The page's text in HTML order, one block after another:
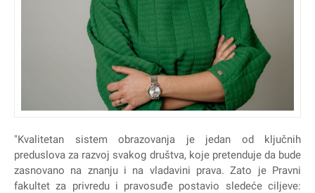
"Kvalitetan sistem obrazovanja je jedan od ključnih
preduslova za razvoj svakog društva, koje pretenduje da bude
zasnovano na znanju i na vladavini prava. Zato je Pravni
fakultet za privredu i pravosuđe postavio sledeće ciljeve: